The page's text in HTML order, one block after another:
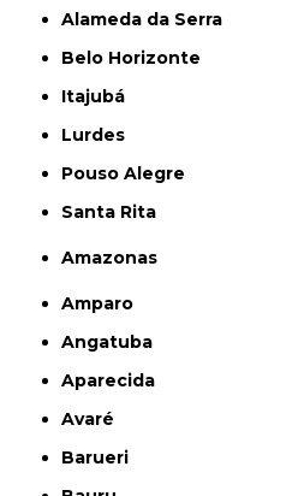
Alameda da Serra
Belo Horizonte
Itajubá
Lurdes
Pouso Alegre
Santa Rita
Amazonas
Amparo
Angatuba
Aparecida
Avaré
Barueri